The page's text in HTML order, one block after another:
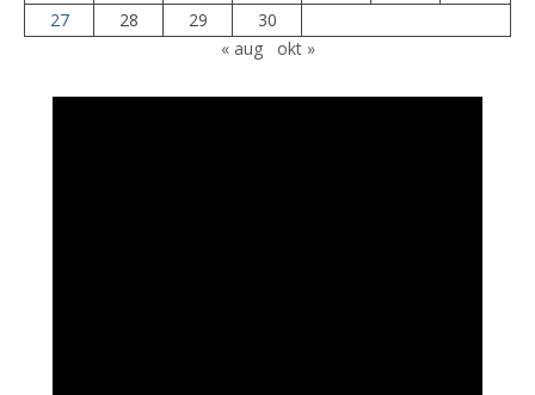
27
28 29
30
« aug
okt »